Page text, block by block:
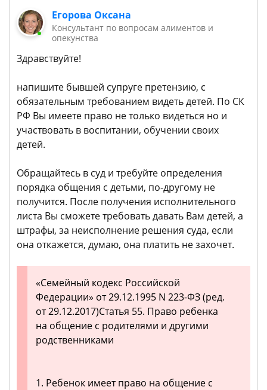
Егорова Оксана
Консультант по вопросам алиментов и
опекунства
Здравствуйте!
напишите бывшей супруге претензию, с
обязательным требованием видеть детей. По СК
РФ Вы имеете право не только видеться но и
участвовать в воспитании, обучении своих
детей.
Обращайтесь в суд и требуйте определения
порядка общения с детьми, по-другому не
получится. После получения исполнительного
листа Вы сможете требовать давать Вам детей, а
штрафы, за неисполнение решения суда, если
она откажется, думаю, она платить не захочет.
«Семейный кодекс Российской
Федерации» от 29.12.1995 N 223-ФЗ (ред.
от 29.12.2017)Статья 55. Право ребенка
на общение с родителями и другими
родственниками
1. Ребенок имеет право на общение с